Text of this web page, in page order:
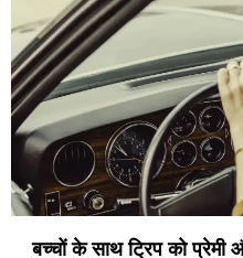
बच्चों के साथ ट्रिप को प्रेमी